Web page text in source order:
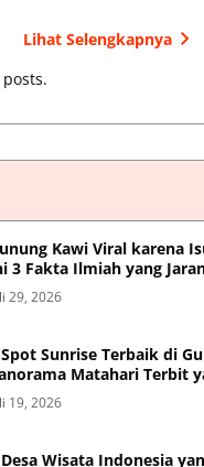
Lihat Selengkapnya
Kawi Viral karena
3 Fakta Ilmiah yang
29, 2026
Sunrise Terbaik di
Matahari Terbit
19, 2026
Wisata Indonesia